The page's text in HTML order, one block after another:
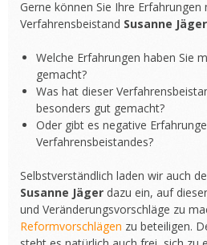
Gerne können Sie Ihre Erfahrungen
Verfahrensbeistand Susanne Jäger
Welche Erfahrungen haben Sie
gemacht?
Was hat dieser
besonders gut gemacht?
Oder gibt es negative
Verfahrensbeistandes?
Selbstverständlich laden wir auch
Susanne Jäger dazu ein, auf
und Veränderungsvorschläge zu
Reformvorschlägen zu beteiligen.